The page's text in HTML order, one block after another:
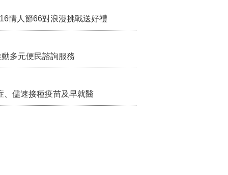
情人節66對浪漫挑戰送好禮
多元便民諮詢服務
、儘速接種疫苗及早就醫